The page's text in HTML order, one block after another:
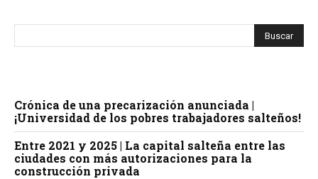
Crónica de una precarización anunciada |
¡Universidad de los pobres trabajadores salteños!
Entre 2021 y 2025 | La capital salteña entre las
ciudades con más autorizaciones para la
construcción privada